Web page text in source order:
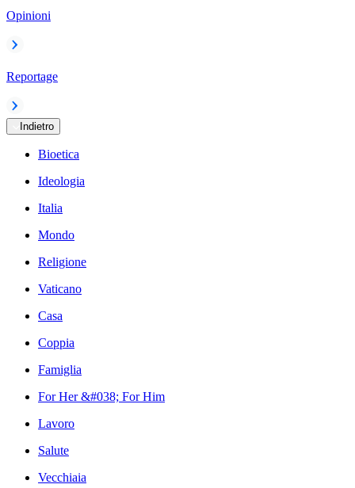
Opinioni
Reportage
Indietro
Bioetica
Ideologia
Italia
Mondo
Religione
Vaticano
Casa
Coppia
Famiglia
For Her &#038; For Him
Lavoro
Salute
Vecchiaia